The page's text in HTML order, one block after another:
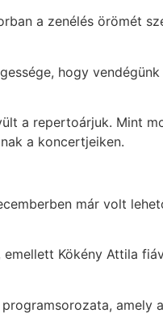
a zenélés örömét
hogy
a repertoárjuk. Mint
a koncertjeiken.
már volt
Kökény Attila
amely